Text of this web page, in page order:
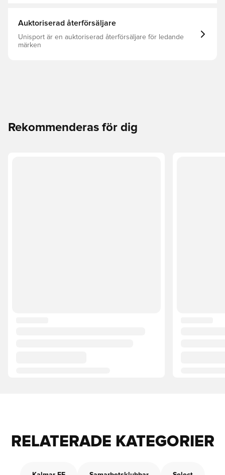
Auktoriserad återförsäljare
Unisport är en auktoriserad återförsäljare för ledande
märken
Rekommenderas för dig
RELATERADE KATEGORIER